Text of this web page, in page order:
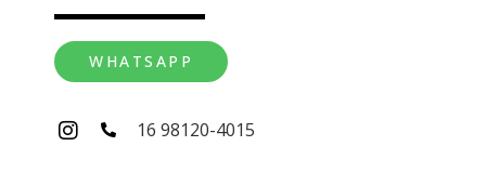
WHATSAPP
16 98120-4015